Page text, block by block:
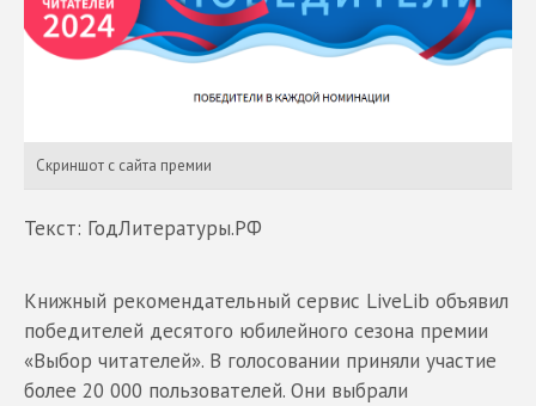
Скриншот с сайта премии
Текст: ГодЛитературы.РФ
Книжный рекомендательный сервис LiveLib объявил
победителей десятого юбилейного сезона премии
«Выбор читателей». В голосовании приняли участие
более 20 000 пользователей. Они выбрали